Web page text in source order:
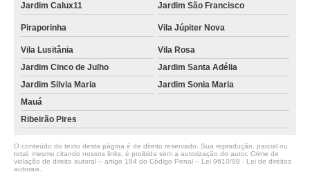
Jardim Calux11
Jardim São Francisco
Piraporinha Vila Júpiter Nova
Vila Lusitânia
Vila Rosa
Jardim Cinco de Julho
Jardim Santa Adélia
Jardim Silvia Maria
Jardim Sonia Maria
Mauá
Ribeirão Pires
O conteúdo do texto desta página é de direito reservado. Sua reprodução, parcial ou
total, mesmo citando nossos links, é proibida sem a autorização do autor. Crime de
violação de direito autoral – artigo 184 do Código Penal – Lei 9610/98 - Lei de direitos
autorais